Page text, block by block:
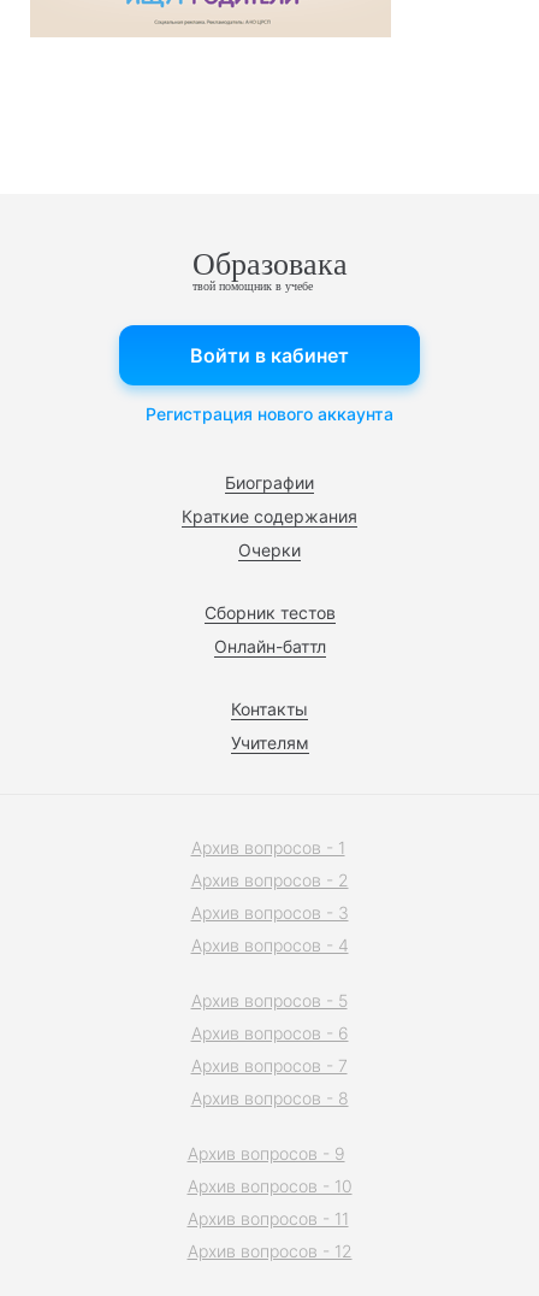
Образовака
твой помощник в учебе
Биографии
Краткие содержания
Очерки
Сборник тестов
Онлайн-баттл
Контакты
Учителям
Войти в кабинет
Регистрация нового аккаунта
Архив вопросов - 1
Архив вопросов - 2
Архив вопросов - 3
Архив вопросов - 4
Архив вопросов - 5
Архив вопросов - 6
Архив вопросов - 7
Архив вопросов - 8
Архив вопросов - 9
Архив вопросов - 10
Архив вопросов - 11
Архив вопросов - 12